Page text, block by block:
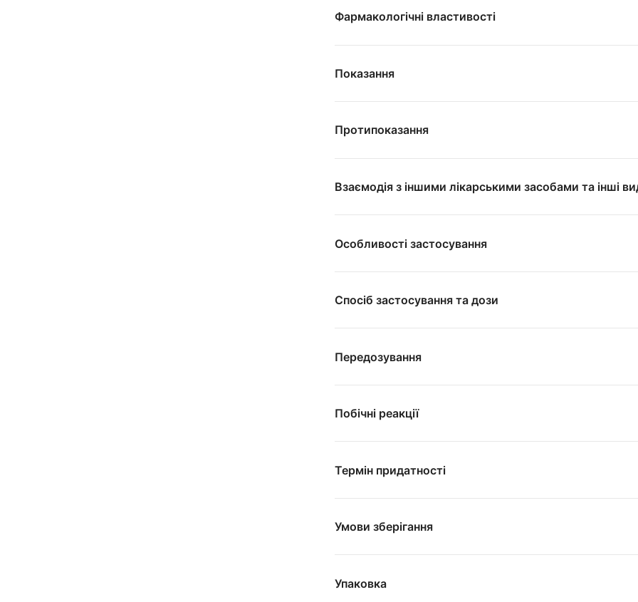
Фармакологічні властивості
Показання
Протипоказання
Взаємодія з іншими лікарськими засобами та інші
Особливості застосування
Спосіб застосування та дози
Передозування
Побічні реакції
Термін придатності
Умови зберігання
Упаковка